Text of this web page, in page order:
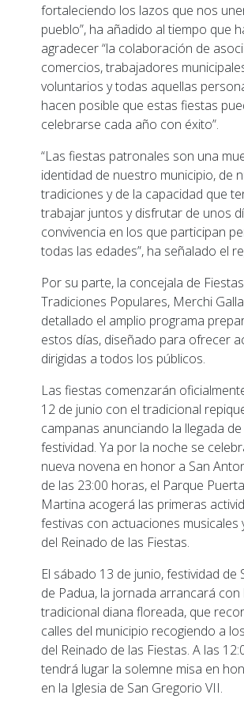
fortaleciendo los lazos que nos
pueblo”, ha añadido al tiempo que
agradecer “la colaboración de
comercios, trabajadores
voluntarios y todas aquellas
hacen posible que estas fiestas
celebrarse cada año con éxito”.
“Las fiestas patronales son una
identidad de nuestro municipio, de
tradiciones y de la capacidad que
trabajar juntos y disfrutar de unos
convivencia en los que participan
todas las edades”, ha señalado el
Por su parte, la concejala de
Tradiciones Populares, Merchi
detallado el amplio programa
estos días, diseñado para ofrecer
dirigidas a todos los públicos.
Las fiestas comenzarán
12 de junio con el tradicional
campanas anunciando la llegada de
festividad. Ya por la noche se
nueva novena en honor a San
de las 23:00 horas, el Parque
Martina acogerá las primeras
festivas con actuaciones musicales
del Reinado de las Fiestas.
El sábado 13 de junio, festividad de
de Padua, la jornada arrancará con
tradicional diana floreada, que
calles del municipio recogiendo a
del Reinado de las Fiestas. A las
tendrá lugar la solemne misa en
en la Iglesia de San Gregorio VII.